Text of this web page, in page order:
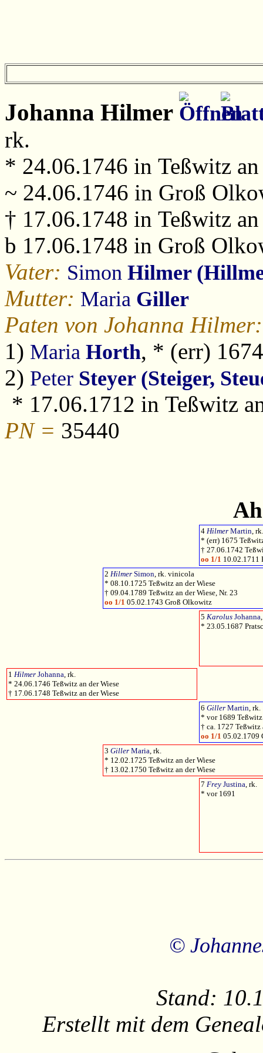
Johanna Hilmer
rk.
* 24.06.1746 in Teßwitz an
~ 24.06.1746 in Groß
† 17.06.1748 in Teßwitz
b 17.06.1748 in Groß
Vater: Simon Hilmer
Mutter: Maria Giller
Paten von Johanna Hilmer:
1) Maria Horth, * (err)
2) Peter Steyer (Steiger,
* 17.06.1712 in Teßwitz
PN = 35440
4 Hilmer Martin, rk.
* (err) 1675
† 27.06.1742
oo 1/1 10.02.1711
2 Hilmer Simon, rk. vinicola
* 08.10.1725 Teßwitz an der Wiese
† 09.04.1789 Teßwitz an der Wiese, Nr. 23
oo 1/1 05.02.1743 Groß Olkowitz
5 Karolus Johanna
* 23.05.1687
1 Hilmer Johanna, rk.
* 24.06.1746 Teßwitz an der Wiese
† 17.06.1748 Teßwitz an der Wiese
6 Giller Martin, rk.
* vor 1689 Teßwitz
† ca. 1727 Teßwitz
oo 1/1 05.02.1709
3 Giller Maria, rk.
* 12.02.1725 Teßwitz an der Wiese
† 13.02.1750 Teßwitz an der Wiese
7 Frey Justina, rk.
* vor 1691
©
Stand:
Erstellt mit dem